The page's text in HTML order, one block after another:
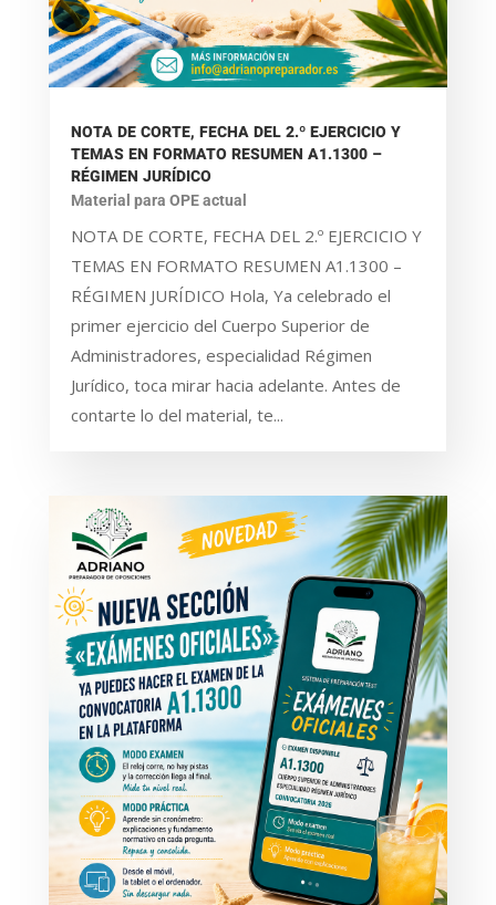
NOTA DE CORTE, FECHA DEL 2.º EJERCICIO Y
TEMAS EN FORMATO RESUMEN A1.1300 –
RÉGIMEN JURÍDICO
Material para OPE actual
NOTA DE CORTE, FECHA DEL 2.º EJERCICIO Y
TEMAS EN FORMATO RESUMEN A1.1300 –
RÉGIMEN JURÍDICO Hola, Ya celebrado el
primer ejercicio del Cuerpo Superior de
Administradores, especialidad Régimen
Jurídico, toca mirar hacia adelante. Antes de
contarte lo del material, te...